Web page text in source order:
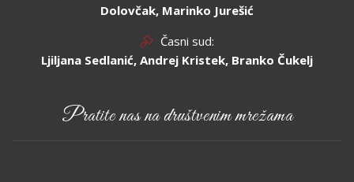
Dolovčak, Marinko Jurešić
Časni sud:
Ljiljana Sedlanić, Andrej Kristek, Branko Čukelj
Pratite nas na društvenim mrežama